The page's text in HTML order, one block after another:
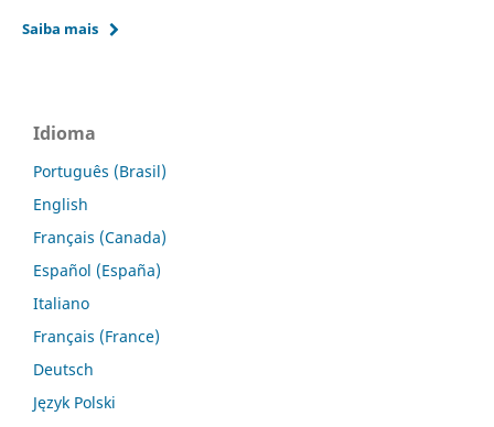
Saiba mais
Idioma
Português (Brasil)
English
Français (Canada)
Español (España)
Italiano
Français (France)
Deutsch
Język Polski